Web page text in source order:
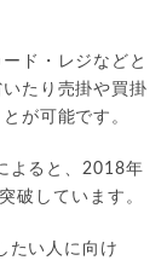
ド・レジなどと
たり売掛や買掛
が可能です。
よると、2018年
破しています。
たい人に向け